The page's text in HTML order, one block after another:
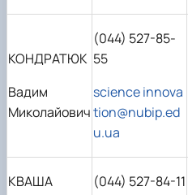
КОНДРАТЮК
Вадим
Миколайович
(044) 527-85-
55
scienceinnova
tion@nubip.ed
u.ua
КВАША
(044) 527-84-11